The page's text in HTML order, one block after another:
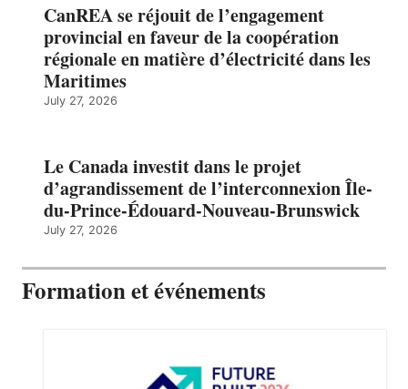
CanREA se réjouit de l’engagement
provincial en faveur de la coopération
régionale en matière d’électricité dans les
Maritimes
July 27, 2026
Le Canada investit dans le projet
d’agrandissement de l’interconnexion Île-
du-Prince-Édouard-Nouveau-Brunswick
July 27, 2026
Formation et événements